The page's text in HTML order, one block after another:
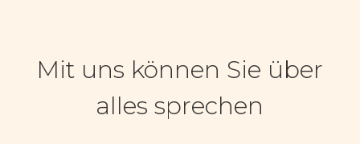
Mit uns können Sie über
alles sprechen